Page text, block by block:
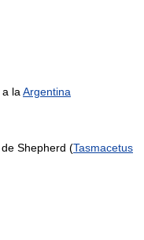
a la Argentina
Shepherd (Tasmacetus